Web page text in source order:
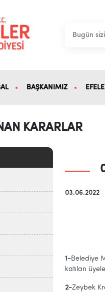
BAŞKANIMIZ
KARARLAR
03.06.2022
1-Belediye
katılan
2-Zeybek